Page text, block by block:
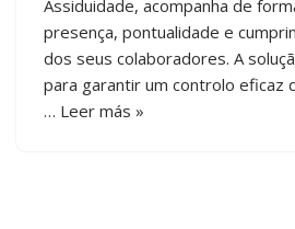
Assiduidade, acompanha de
presença, pontualidade e
dos seus colaboradores. A
para garantir um controlo eficaz
… Leer más »